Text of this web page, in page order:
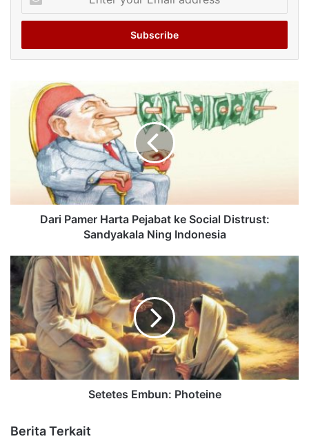
your
Email
Dari Pamer Harta Pejabat ke Social Distrust:
Sandyakala Ning Indonesia
Setetes Embun: Photeine
Berita Terkait